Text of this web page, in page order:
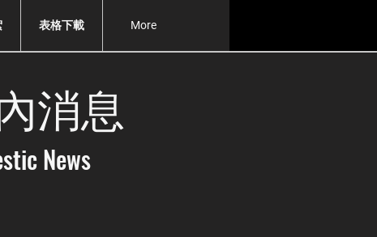
表格下載 More
消息
News